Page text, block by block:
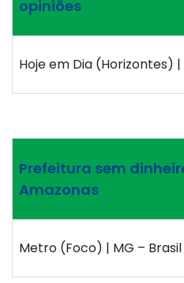
opiniões
Hoje em Dia (Horizontes) |
Prefeitura sem
Amazonas
Metro (Foco) | MG – Brasil